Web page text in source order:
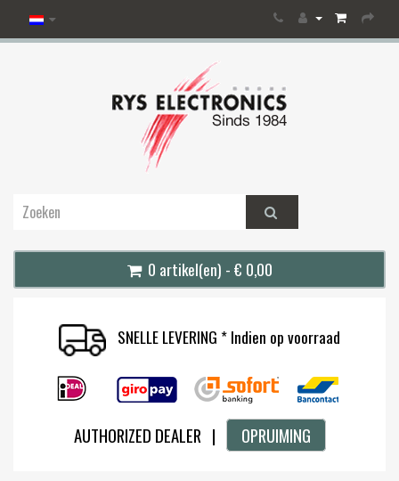
0 artikel(en) - € 0,00
SNELLE LEVERING * Indien op voorraad
AUTHORIZED DEALER | OPRUIMING